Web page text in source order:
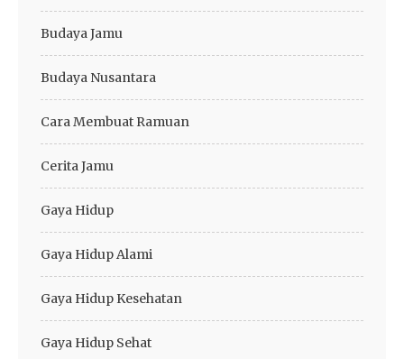
Budaya Jamu
Budaya Nusantara
Cara Membuat Ramuan
Cerita Jamu
Gaya Hidup
Gaya Hidup Alami
Gaya Hidup Kesehatan
Gaya Hidup Sehat